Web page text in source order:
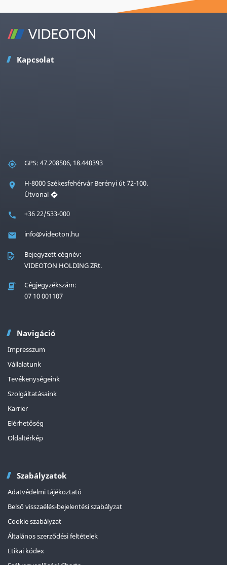
Kapcsolat
GPS: 47.208506, 18.440393
H-8000 Székesfehérvár Berényi út 72-100.
Útvonal
+36 22/533-000
info@videoton.hu
Bejegyzett cégnév:
VIDEOTON HOLDING ZRt.
Cégjegyzékszám:
07 10 001107
Navigáció
Impresszum
Vállalatunk
Tevékenységeink
Szolgáltatásaink
Karrier
Elérhetőség
Oldaltérkép
Szabályzatok
Adatvédelmi tájékoztató
Belső visszaélés-bejelentési szabályzat
Cookie szabályzat
Általános szerződési feltételek
Etikai kódex